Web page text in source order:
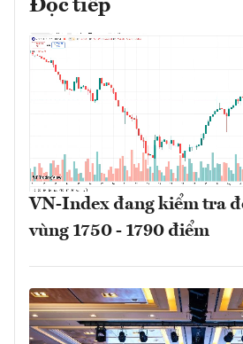
Đọc tiếp
VN-Index đang kiểm tra
vùng 1750 - 1790 điểm